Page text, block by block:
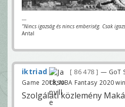
---
"Nincs igazság és nincs emberiség. Csak
Antal
iktriad 86 478
— GoT
Game 2018, NBA Fantasy 2020
Szolgálati közlemény